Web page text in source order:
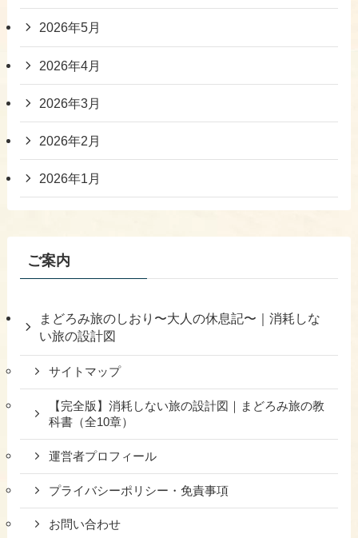
2026年5月
2026年4月
2026年3月
2026年2月
2026年1月
ご案内
まどろみ旅のしおり〜大人の休息記〜｜消耗しな
い旅の設計図
サイトマップ
【完全版】消耗しない旅の設計図｜まどろみ旅の教
科書（全10章）
運営者プロフィール
プライバシーポリシー・免責事項
お問い合わせ